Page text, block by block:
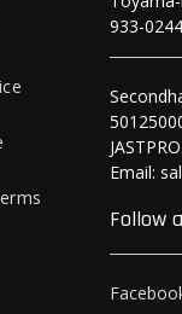
933-0244
Email:
Follow